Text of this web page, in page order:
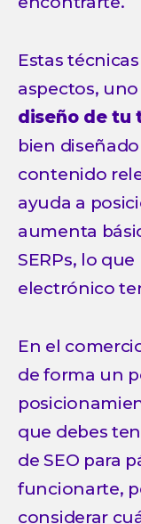
Estas
aspectos,
diseño de tu
bien
contenido
ayuda a
aumenta
SERPs, lo
electrónico
En el
de forma un
que debes
de SEO para
funcionarte,
considerar